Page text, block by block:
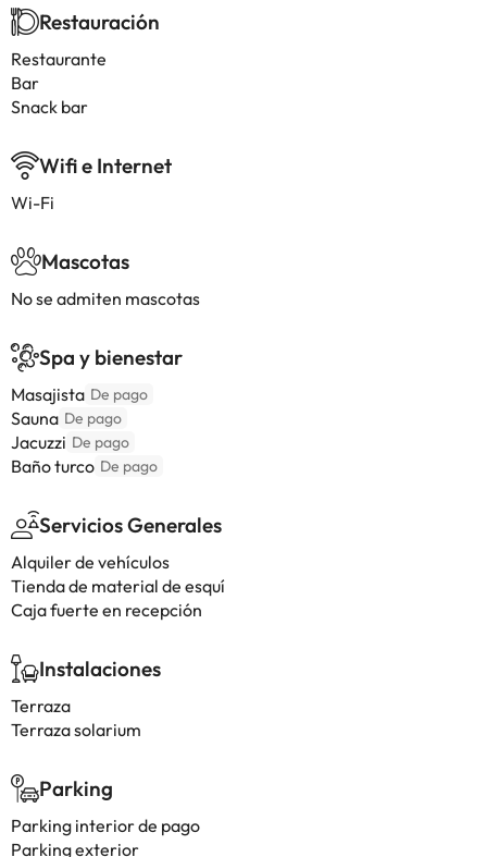
Restauración
Restaurante
Bar
Snack bar
Wifi e Internet
Wi-Fi
Mascotas
No se admiten mascotas
Spa y bienestar
Masajista De pago
Sauna De pago
Jacuzzi De pago
Baño turco De pago
Servicios Generales
Alquiler de vehículos
Tienda de material de esquí
Caja fuerte en recepción
Instalaciones
Terraza
Terraza solarium
Parking
Parking interior de pago
Parking exterior